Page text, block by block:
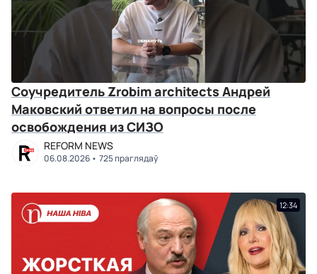
Соучредитель Zrobim architects Андрей
Маковский ответил на вопросы после
освобождения из СИЗО
REFORM NEWS
06.08.2026 725 праглядаў
12:34